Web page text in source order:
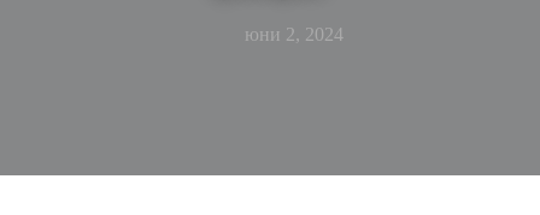
юни 2, 2024